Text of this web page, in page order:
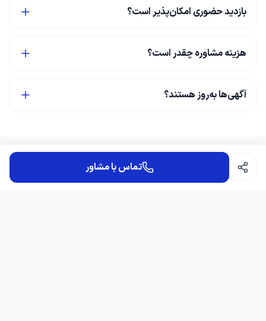
بازدید حضوری امکان‌پذیر است؟
هزینه مشاوره چقدر است؟
آگهی‌ها به‌روز هستند؟
املاک آی تک
تماس با مشاور